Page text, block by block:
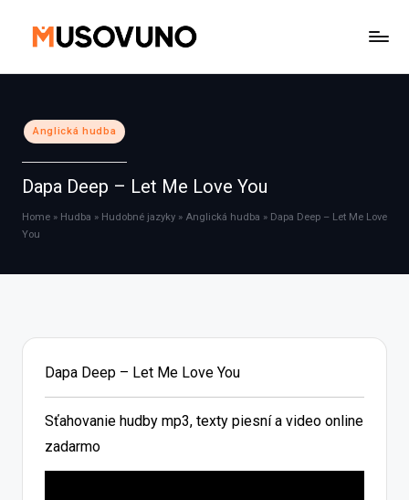
Posted
in
Anglická hudba
Dapa Deep – Let Me Love You
Home » Hudba » Hudobné jazyky » Anglická hudba » Dapa Deep – Let Me Love
You
Dapa Deep – Let Me Love You
Sťahovanie hudby mp3, texty piesní a video online
zadarmo